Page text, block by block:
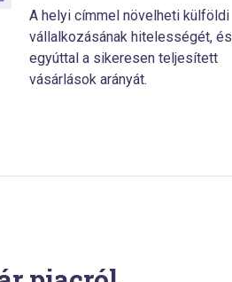
A helyi címmel növelheti külföldi
vállalkozásának hitelességét, és
egyúttal a sikeresen teljesített
vásárlások arányát.